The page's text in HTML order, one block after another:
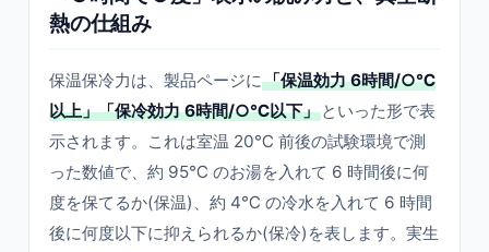
熱の仕組み
保温保冷力は、製品ページに「保温効力 6時間/○℃
以上」「保冷効力 6時間/○℃以下」 といった形で表
示されます。これは室温 20℃ 前後の試験環境で測
った数値で、約 95℃ のお湯を入れて 6 時間後に何
度を保てるか(保温)、約 4℃ の冷水を入れて 6 時間
後に何度以下に抑えられるか(保冷)を表します。実生